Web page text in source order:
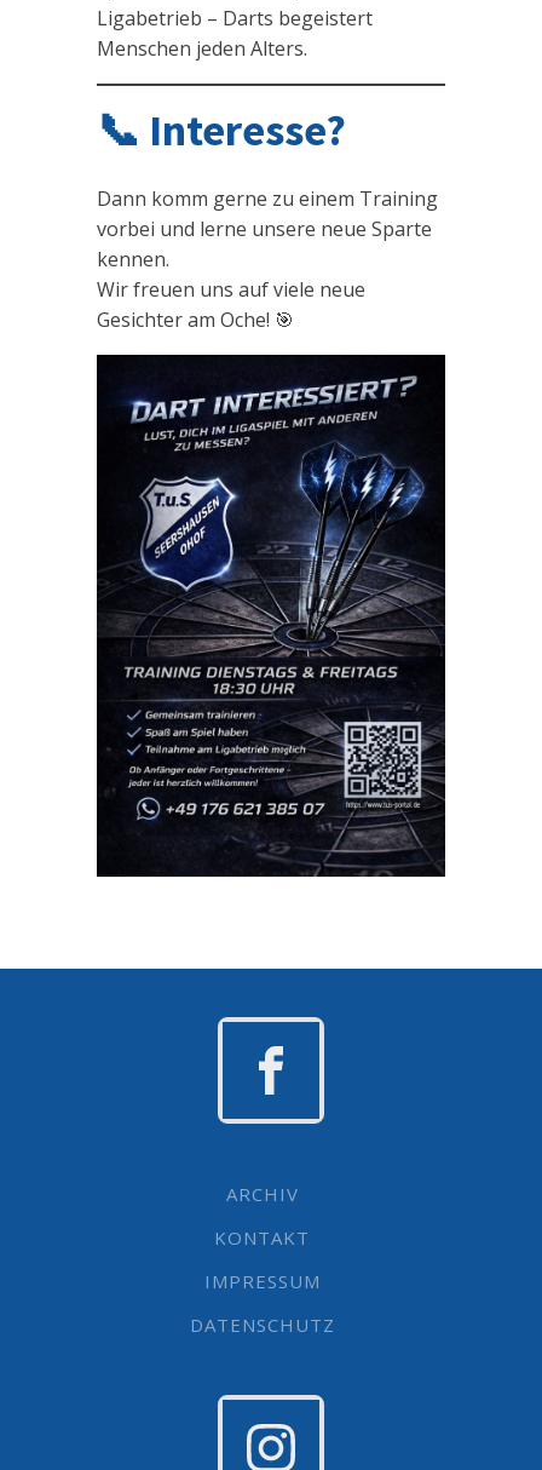
Ligabetrieb – Darts begeistert
Menschen jeden Alters.
📞 Interesse?
Dann komm gerne zu einem Training
vorbei und lerne unsere neue Sparte
kennen.
Wir freuen uns auf viele neue
Gesichter am Oche! 🎯
ARCHIV
KONTAKT
IMPRESSUM
DATENSCHUTZ